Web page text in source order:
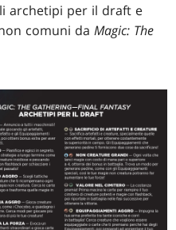
archetipi per il draft e
comuni daMagic: The